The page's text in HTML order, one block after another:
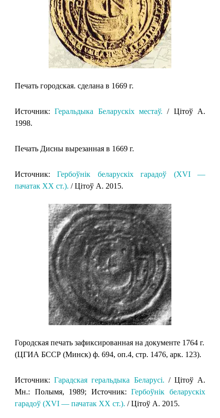
Печать городская. сделана в 1669 г.
Источник:Геральдыка Беларускіх местаў. / Цітоў А.
1998.
Печать Дисны вырезанная в 1669 г.
Источник:Гербоўнік беларускіх гарадоў (XVI —
пачатак XX ст.). / Цітоў А. 2015.
Городская печать зафиксированная на документе 1764 г.
(ЦГИА БССР (Минск) ф. 694, оп.4, стр. 1476, арк. 123).
Источник:Гарадская геральдыка Беларусi. / Цiтоў А.
Мн.: Полымя, 1989; Источник:Гербоўнік беларускіх
гарадоў (XVI — пачатак XX ст.). / Цітоў А. 2015.